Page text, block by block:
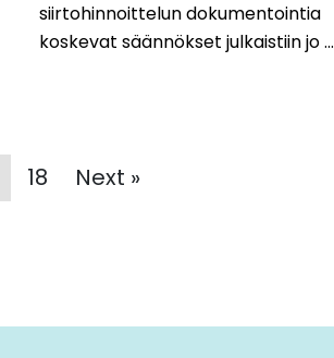
siirtohinnoittelun dokumentointia
koskevat säännökset julkaistiin jo ...
18 Next »